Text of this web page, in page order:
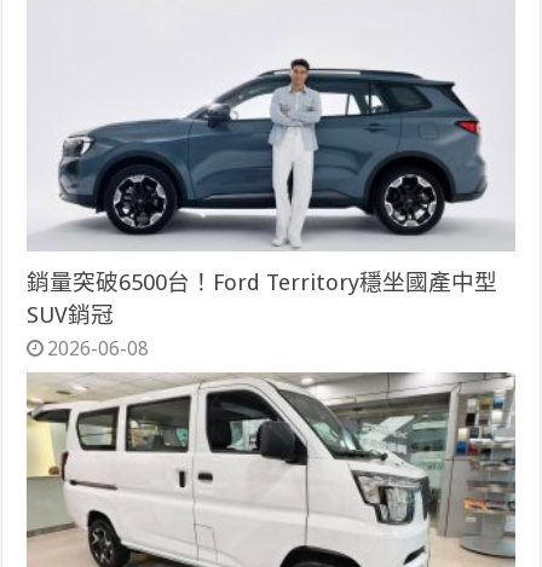
銷量突破6500台！Ford Territory穩坐國產中型
SUV銷冠
2026-06-08